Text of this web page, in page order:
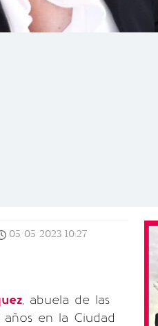
05/05/2023 10:27
, abuela de las
en la Ciudad